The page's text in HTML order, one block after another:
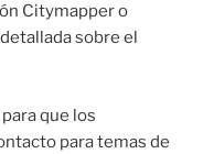
Citymapper o
sobre el
que los
para temas de